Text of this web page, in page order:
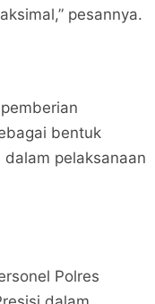
pesannya.
bentuk
pelaksanaan
Polres